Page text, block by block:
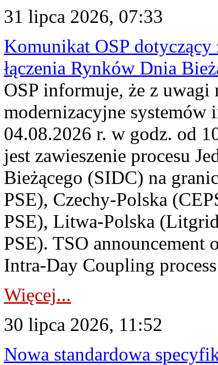
31 lipca 2026, 07:33
Komunikat OSP dotyczący
łączenia Rynków Dnia
OSP informuje, że z uwagi
modernizacyjne
04.08.2026 r. w godz. od
jest zawieszenie procesu
Bieżącego (SIDC) na
PSE), Czechy-Polska
PSE), Litwa-Polska
PSE). TSO announcement
Intra-Day Coupling
Więcej...
30 lipca 2026, 11:52
Nowa standardowa